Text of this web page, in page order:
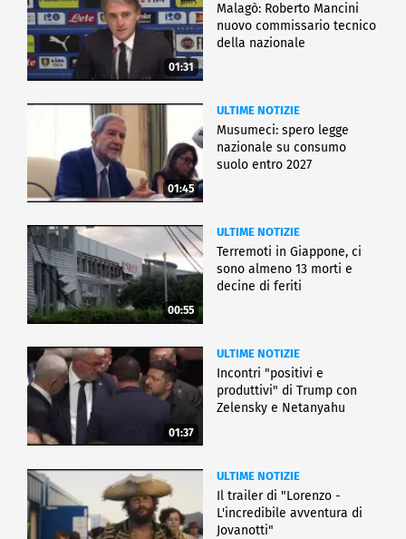
01:31
Malagò: Roberto Mancini
nuovo commissario tecnico
della nazionale
01:45
ULTIME NOTIZIE
Musumeci: spero legge
nazionale su consumo
suolo entro 2027
00:55
ULTIME NOTIZIE
Terremoti in Giappone, ci
sono almeno 13 morti e
decine di feriti
01:37
ULTIME NOTIZIE
Incontri "positivi e
produttivi" di Trump con
Zelensky e Netanyahu
ULTIME NOTIZIE
Il trailer di "Lorenzo -
L'incredibile avventura di
Jovanotti"